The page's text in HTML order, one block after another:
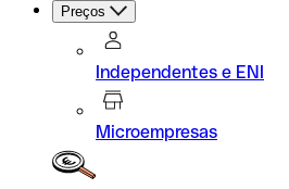
Preços
Independentes e ENI
Microempresas